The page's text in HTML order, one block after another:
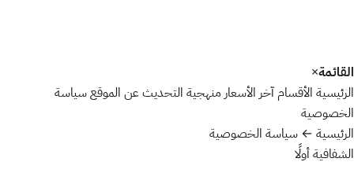
القائمة×
الرئيسية الأقسام آخر الأسعار منهجية التحديثعن الموقعسياسة
الخصوصية
الرئيسية ← سياسة الخصوصية
الشفافية أولًا